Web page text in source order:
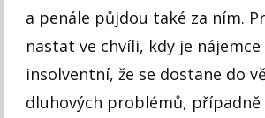
a penále půjdou také za ním.
nastat ve chvíli, kdy je
insolventní, že se dostane do
dluhových problémů, případně